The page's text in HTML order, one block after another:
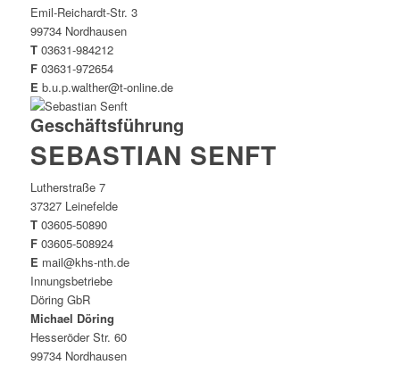
Emil-Reichardt-Str. 3
99734 Nordhausen
T03631-984212
F03631-972654
E b.u.p.walther@t-online.de
Geschäftsführung
SEBASTIAN SENFT
Lutherstraße 7
37327 Leinefelde
T03605-50890
F03605-508924
E mail@khs-nth.de
Innungsbetriebe
Döring GbR
Michael Döring
Hesseröder Str. 60
99734 Nordhausen